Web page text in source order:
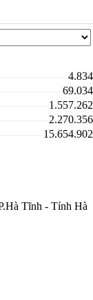
4.834
69.034
1.557.262
2.270.356
15.654.902
Tĩnh - Tỉnh Hà